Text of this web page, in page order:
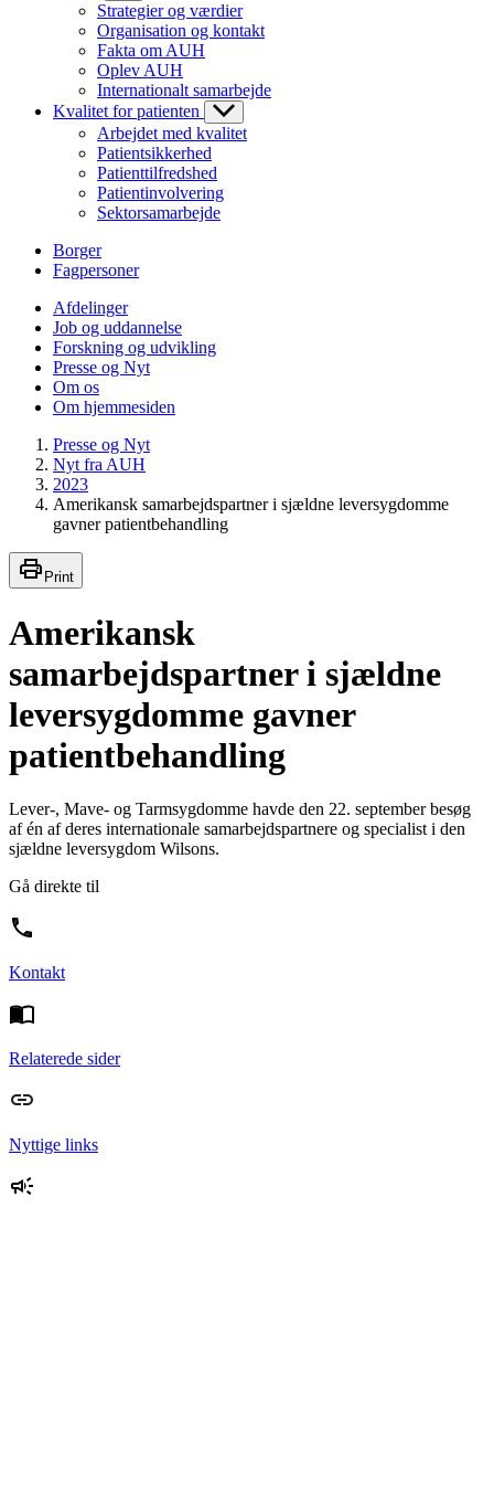
Strategier og værdier
Organisation og kontakt
Fakta om AUH
Oplev AUH
Internationalt samarbejde
Kvalitet for patienten
Arbejdet med kvalitet
Patientsikkerhed
Patienttilfredshed
Patientinvolvering
Sektorsamarbejde
Borger
Fagpersoner
Afdelinger
Job og uddannelse
Forskning og udvikling
Presse og Nyt
Om os
Om hjemmesiden
Presse og Nyt
Nyt fra AUH
2023
Amerikansk samarbejdspartner i sjældne leversygdomme
gavner patientbehandling
Print
Amerikansk
samarbejdspartner i sjældne
leversygdomme gavner
patientbehandling
Lever-, Mave- og Tarmsygdomme havde den 22. september besøg
af én af deres internationale samarbejdspartnere og specialist i den
sjældne leversygdom Wilsons.
Gå direkte til
Kontakt
Relaterede sider
Nyttige links